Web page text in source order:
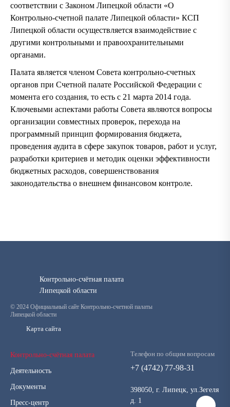
соответствии с Законом Липецкой области «О
Контрольно-счетной палате Липецкой области» КСП
Липецкой области осуществляется взаимодействие с
другими контрольными и правоохранительными
органами.
Палата является членом Совета контрольно-счетных
органов при Счетной палате Российской Федерации с
момента его создания, то есть с 21 марта 2014 года.
Ключевыми аспектами работы Совета являются вопросы
организации совместных проверок, перехода на
программный принцип формирования бюджета,
проведения аудита в сфере закупок товаров, работ и услуг,
разработки критериев и методик оценки эффективности
бюджетных расходов, совершенствования
законодательства о внешнем финансовом контроле.
Контрольно-счётная палата
Липецкой области
© 2024 Официальный сайт Контрольно-счетной палаты
Липецкой области
Карта сайта
Контрольно-счётная палата
Деятельность
Документы
Пресс-центр
Телефон по общим вопросам
+7 (4742) 77-98-31
398050, г. Липецк, ул.Зегеля
д. 1